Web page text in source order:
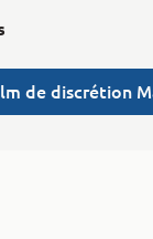
de discrétion